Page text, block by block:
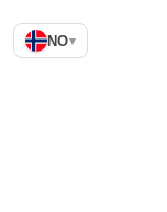
NO▾